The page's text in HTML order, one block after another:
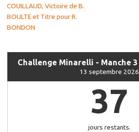
COUILLAUD, Victoire de B.
BOULTE et Titre pour R.
BONDON
Challenge Minarelli - Manche
13 septembre 2026
37
jours restants.